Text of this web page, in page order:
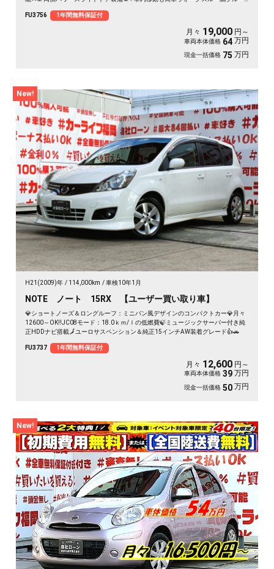
FU3756
1年間無料保証付
月々 19,000 円～
車両本体価格 64 万円
現金一括価格 75 万円
New!
H21(2009)年 114,000km 車検10年1月
NOTE ノート 15RX 【ユーザー買い取り車】
💎ショートノーズ＆ロングルーフ：ミニバン風デザインのコンパクトカー💎月々
12600～OK‼️JC08モード：18.0ｋｍ/ｌの低燃費🍃ミュージックサーバー付き純
正HDDナビ搭載🗾ユーロサスペンション＆純正15インチAW装着グレード👍🚗
FU3737 1年間無料保証付
月々 12,600 円～
車両本体価格 39 万円
現金一括価格 50 万円
New!